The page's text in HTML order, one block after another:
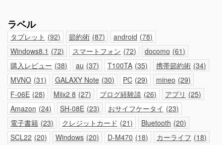
ラベル
タブレット 92 節約術 87 android 78
Windows8.1
72 スマートフォン 72 docomo 61
購入レビュー 38 au 37 T100TA 35 携帯節約術 34
MVNO 31 GALAXY Note 30 PC 29 mineo 29
F-06E 28 Miix2 8 27 ブログ経験談 26 アプリ
25
Amazon 24 SH-08E 23 おサイフケータイ 23
電子書籍 23 クレジットカード 21 Bluetooth 20
SCL22 20 Windows 20 D-M470 18 カーライフ
18